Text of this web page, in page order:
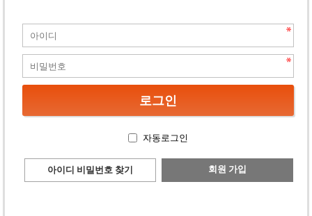
자동로그인
아이디 비밀번호 찾기 회원 가입